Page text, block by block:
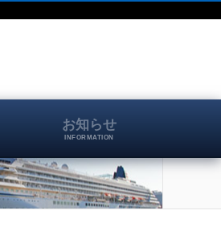
お知らせ
INFORMATION